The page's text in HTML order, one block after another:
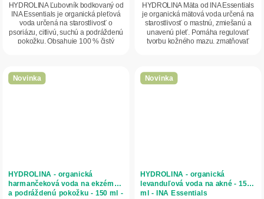
HYDROLINA Ľubovník bodkovaný od
INA Essentials je organická pleťová
voda určená na starostlivosť o
psoriázu, citlivú, suchú a podráždenú
pokožku. Obsahuje 100 % čistý
HYDROLINA Mäta od INA Essentials
je organická mätová voda určená na
starostlivosť o mastnú, zmiešanú a
unavenú pleť. Pomáha regulovať
tvorbu kožného mazu, zmatňovať
Novinka
HYDROLINA - organická
harmančeková voda na ekzémy
a podráždenú pokožku - 150 ml -
Novinka
HYDROLINA - organická
levanduľová voda na akné - 150
ml - INA Essentials